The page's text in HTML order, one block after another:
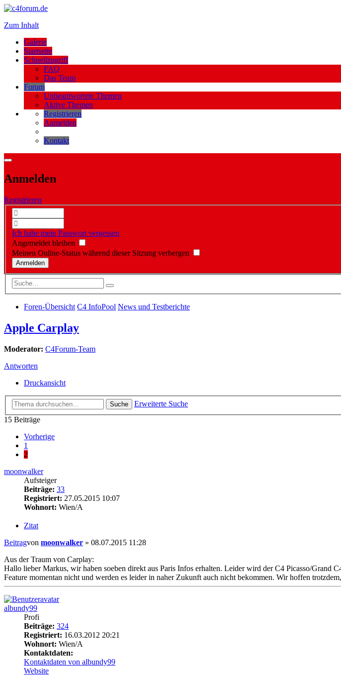
Zum Inhalt
Galerie
Startseite
Schnellzugriff
FAQ
Das Team
Forum
Unbeantwortete Themen
Aktive Themen
Registrieren
Anmelden
Kontakt
Anmelden
Registrieren
Ich habe mein Passwort vergessen
Angemeldet bleiben
Meinen Online-Status während dieser Sitzung verbergen
Foren-Übersicht C4 InfoPool News und Testberichte
Apple Carplay
Moderator: C4Forum-Team
Antworten
Druckansicht
Suche
Erweiterte Suche
15 Beiträge
Vorherige
1
2
moonwalker
Aufsteiger
Beiträge: 33
Registriert: 27.05.2015 10:07
Wohnort: Wien/A
Zitat
Beitragvon moonwalker » 08.07.2015 11:28
Aus der Traum von Carplay:
Hallo lieber Markus, wir haben soeben direkt aus Paris Infos erhalten. Leider wird der C4 Picasso/Grand
Feature momentan nicht und werden es leider in naher Zukunft auch nicht bekommen. Wir hoffen
albundy99
Profi
Beiträge: 324
Registriert: 16.03.2012 20:21
Wohnort: Wien/A
Kontaktdaten:
Kontaktdaten von albundy99
Website